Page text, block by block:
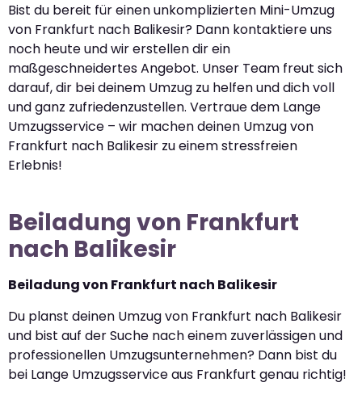
Bist du bereit für einen unkomplizierten Mini-Umzug
von Frankfurt nach Balikesir? Dann kontaktiere uns
noch heute und wir erstellen dir ein
maßgeschneidertes Angebot. Unser Team freut sich
darauf, dir bei deinem Umzug zu helfen und dich voll
und ganz zufriedenzustellen. Vertraue dem Lange
Umzugsservice – wir machen deinen Umzug von
Frankfurt nach Balikesir zu einem stressfreien
Erlebnis!
Beiladung von Frankfurt
nach Balikesir
Beiladung von Frankfurt nach Balikesir
Du planst deinen Umzug von Frankfurt nach Balikesir
und bist auf der Suche nach einem zuverlässigen und
professionellen Umzugsunternehmen? Dann bist du
bei Lange Umzugsservice aus Frankfurt genau richtig!